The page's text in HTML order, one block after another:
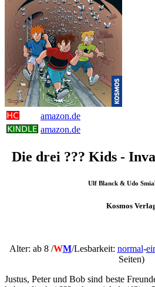
amazon.de
amazon.de
Die drei ??? Kids -
Ulf Blanck & Udo
Kosmos
Alter: ab 8 /WM/Lesbarkeit: normal-
Seiten)
Justus, Peter und Bob sind beste